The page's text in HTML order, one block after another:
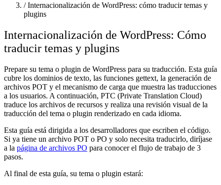
/ Internacionalización de WordPress: cómo traducir temas y
plugins
Internacionalización de WordPress: Cómo
traducir temas y plugins
Prepare su tema o plugin de WordPress para su traducción. Esta guía
cubre los dominios de texto, las funciones gettext, la generación de
archivos POT y el mecanismo de carga que muestra las traducciones
a los usuarios. A continuación, PTC (Private Translation Cloud)
traduce los archivos de recursos y realiza una revisión visual de la
traducción del tema o plugin renderizado en cada idioma.
Esta guía está dirigida a los desarrolladores que escriben el código.
Si ya tiene un archivo POT o PO y solo necesita traducirlo, diríjase
a la página de archivos PO para conocer el flujo de trabajo de 3
pasos.
Al final de esta guía, su tema o plugin estará: